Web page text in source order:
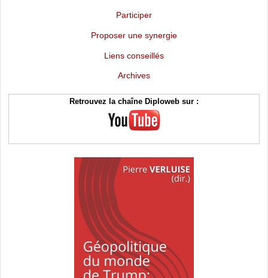
Participer
Proposer une synergie
Liens conseillés
Archives
Retrouvez la chaîne Diploweb sur :